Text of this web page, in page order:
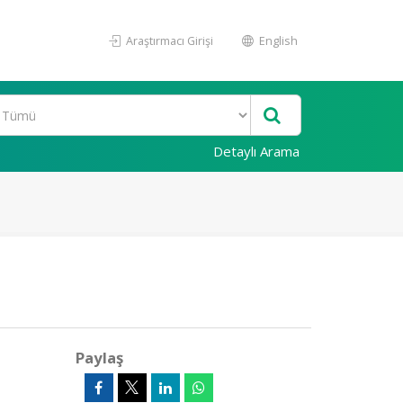
Araştırmacı Girişi English
Detaylı Arama
Paylaş